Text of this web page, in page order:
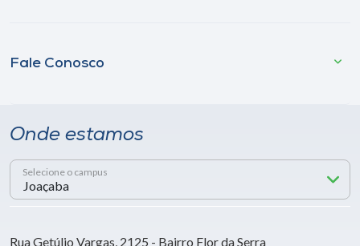
Fale Conosco
Onde estamos
Selecione o campus
Rua Getúlio Vargas, 2125 - Bairro Flor da Serra